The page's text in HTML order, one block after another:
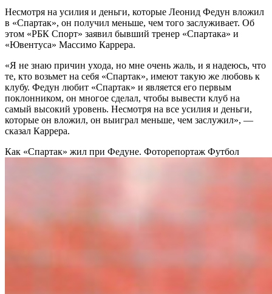
Несмотря на усилия и деньги, которые Леонид Федун вложил
в «Спартак», он получил меньше, чем того заслуживает. Об
этом «РБК Спорт» заявил бывший тренер «Спартака» и
«Ювентуса» Массимо Каррера.
«Я не знаю причин ухода, но мне очень жаль, и я надеюсь, что
те, кто возьмет на себя «Спартак», имеют такую же любовь к
клубу. Федун любит «Спартак» и является его первым
поклонником, он многое сделал, чтобы вывести клуб на
самый высокий уровень. Несмотря на все усилия и деньги,
которые он вложил, он выиграл меньше, чем заслужил», —
сказал Каррера.
Как «Спартак» жил при Федуне. Фоторепортаж Футбол